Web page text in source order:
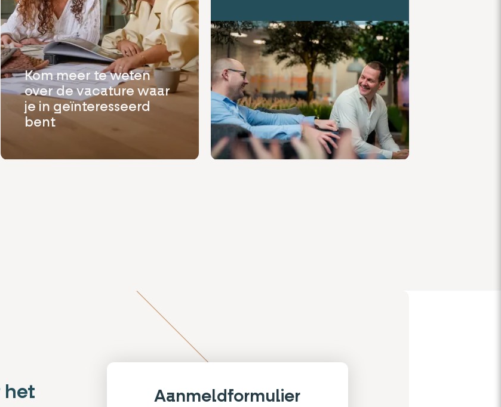
Kom meer te weten
over de vacature waar
je in geïnteresseerd
bent
het
Aanmeldformulier